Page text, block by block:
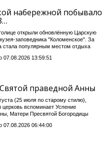
набережной побывало
открыли обновлённую Царскую
заповедника "Коломенское". За
стала популярным местом отдыха
07.08.2026 13:59:51
праведной Анны
(25 июля по старому стилю),
церковь вспоминает Успение
Матери Пресвятой Богородицы
07.08.2026 06:44:00